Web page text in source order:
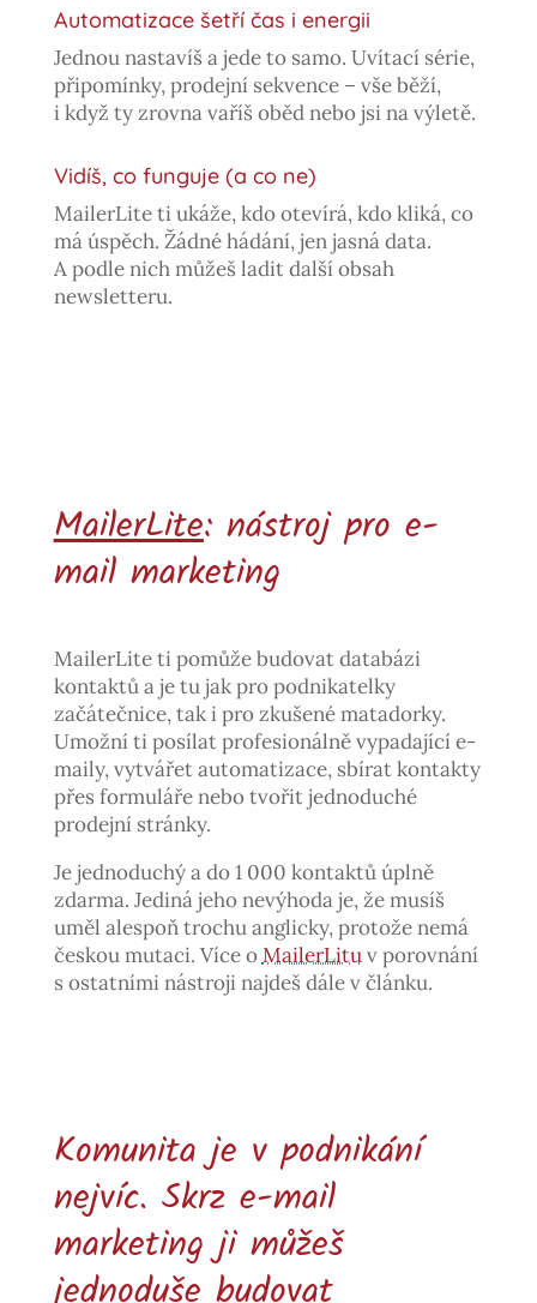
Automatizace šetří čas i energii
Jednou nastavíš a jede to samo. Uvítací série,
připomínky, prodejní sekvence – vše běží,
i když ty zrovna vaříš oběd nebo jsi na výletě.
Vidíš, co funguje (a co ne)
MailerLite ti ukáže, kdo otevírá, kdo kliká, co
má úspěch. Žádné hádání, jen jasná data.
A podle nich můžeš ladit další obsah
newsletteru.
MailerLite: nástroj pro e-
mail marketing
MailerLite ti pomůže budovat databázi
kontaktů a je tu jak pro podnikatelky
začátečnice, tak i pro zkušené matadorky.
Umožní ti posílat profesionálně vypadající e-
maily, vytvářet automatizace, sbírat kontakty
přes formuláře nebo tvořit jednoduché
prodejní stránky.
Je jednoduchý a do 1 000 kontaktů úplně
zdarma. Jediná jeho nevýhoda je, že musíš
uměl alespoň trochu anglicky, protože nemá
českou mutaci. Více oMailerLituv porovnání
s ostatními nástroji najdeš dále v článku.
Komunita je v podnikání
nejvíc. Skrz e-mail
marketing ji můžeš